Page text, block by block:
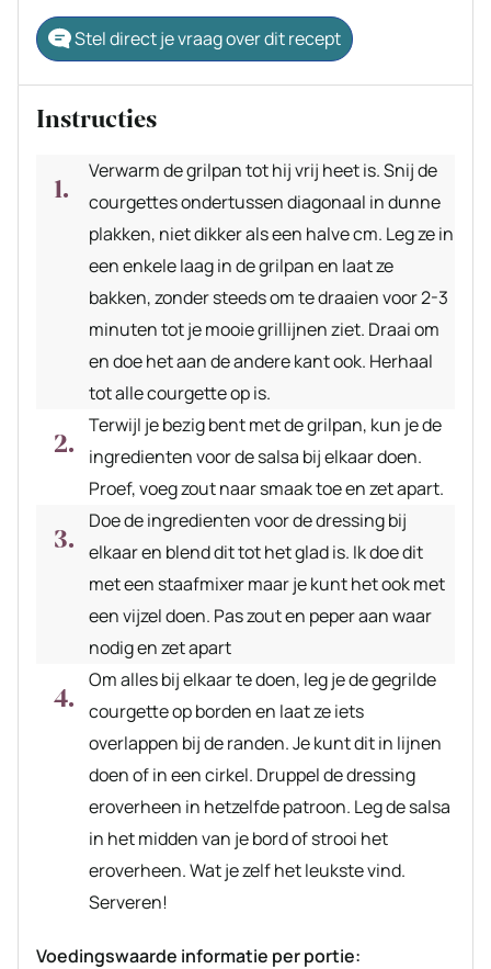
Stel direct je vraag over dit recept
Instructies
Verwarm de grilpan tot hij vrij heet is. Snij de
courgettes ondertussen diagonaal in dunne
plakken, niet dikker als een halve cm. Leg ze in
een enkele laag in de grilpan en laat ze
bakken, zonder steeds om te draaien voor 2-3
minuten tot je mooie grillijnen ziet. Draai om
en doe het aan de andere kant ook. Herhaal
tot alle courgette op is.
Terwijl je bezig bent met de grilpan, kun je de
ingredienten voor de salsa bij elkaar doen.
Proef, voeg zout naar smaak toe en zet apart.
Doe de ingredienten voor de dressing bij
elkaar en blend dit tot het glad is. Ik doe dit
met een staafmixer maar je kunt het ook met
een vijzel doen. Pas zout en peper aan waar
nodig en zet apart
Om alles bij elkaar te doen, leg je de gegrilde
courgette op borden en laat ze iets
overlappen bij de randen. Je kunt dit in lijnen
doen of in een cirkel. Druppel de dressing
eroverheen in hetzelfde patroon. Leg de salsa
in het midden van je bord of strooi het
eroverheen. Wat je zelf het leukste vind.
Serveren!
Voedingswaarde informatie per portie: